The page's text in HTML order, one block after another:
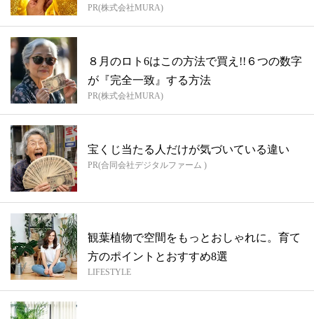
PR(株式会社MURA)
８月のロト6はこの方法で買え!!６つの数字
が『完全一致』する方法
PR(株式会社MURA)
宝くじ当たる人だけが気づいている違い
PR(合同会社デジタルファーム )
観葉植物で空間をもっとおしゃれに。育て
方のポイントとおすすめ8選
LIFESTYLE